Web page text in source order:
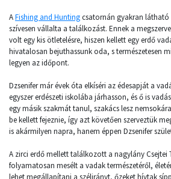
AFishing and Huntingcsatornán gyakran látható
szívesen vállalta a találkozást. Ennek a
volt egy kis ötletelésre, hiszen kellett egy erdő
hivatalosan bejuthassunk oda, s természetesen
legyen az időpont.
Dzsenifer már évek óta elkíséri az édesapját a
egyszer erdészeti iskolába járhasson, és ő is
egy másik szakmát tanul, szakács lesz
be kellett fejeznie, így azt követően szerveztük
is akármilyen napra, hanem éppen Dzsenifer
A zirci erdő mellett találkozott a nagylány Csejtei
folyamatosan mesélt a vadak természetéről,
lehet megállapítani a szélirányt, őzeket hívtak